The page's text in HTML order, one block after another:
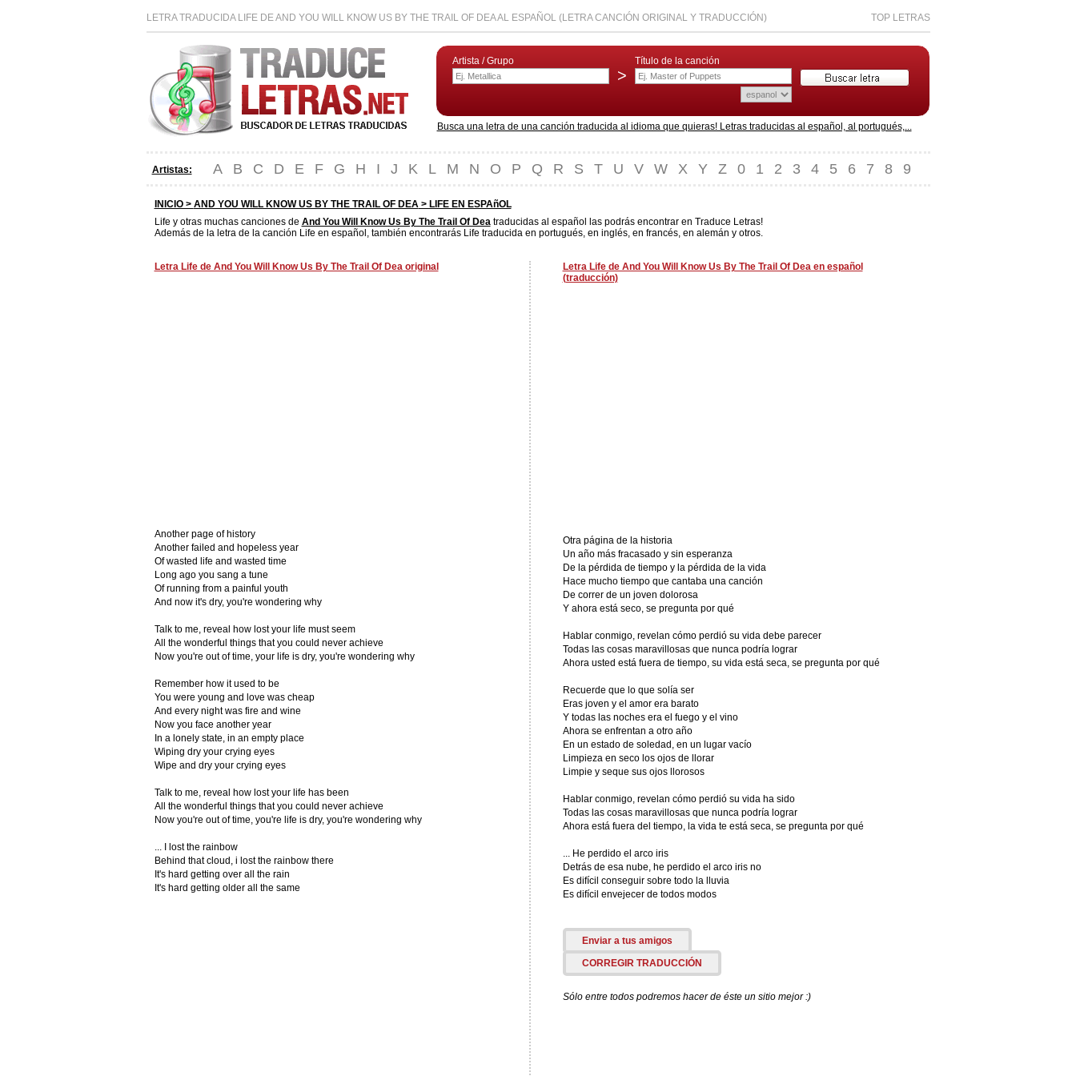
LETRA TRADUCIDA LIFE DE AND YOU WILL KNOW US BY THE TRAIL OF DEA AL ESPAÑOL (LETRA CANCIÓN ORIGINAL Y TRADUCCIÓN) TOP LETRAS
Artista / Grupo
>
Título de la canción
Busca una letra de una canción traducida al idioma que quieras! Letras traducidas al español, al portugués,...
Artistas: A B C D E F G H I J K L M N O P Q R S T U V W X Y Z 0 1 2 3 4 5 6 7 8 9
INICIO > AND YOU WILL KNOW US BY THE TRAIL OF DEA> LIFE EN ESPAñOL
Life y otras muchas canciones de And You Will Know Us By The Trail Of Deatraducidas al español las podrás encontrar en Traduce Letras!
Además de la letra de la canción Life en español, también encontrarás Life traducida en portugués, en inglés, en francés, en alemán y otros.
Letra Life de And You Will Know Us By The Trail Of Dea original
Another page of history
Another failed and hopeless year
Of wasted life and wasted time
Long ago you sang a tune
Of running from a painful youth
And now it's dry, you're wondering why
Talk to me, reveal how lost your life must seem
All the wonderful things that you could never achieve
Now you're out of time, your life is dry, you're wondering why
Remember how it used to be
You were young and love was cheap
And every night was fire and wine
Now you face another year
In a lonely state, in an empty place
Wiping dry your crying eyes
Wipe and dry your crying eyes
Talk to me, reveal how lost your life has been
All the wonderful things that you could never achieve
Now you're out of time, you're life is dry, you're wondering why
... I lost the rainbow
Behind that cloud, i lost the rainbow there
It's hard getting over all the rain
It's hard getting older all the same
Letra Life de And You Will Know Us By The Trail Of Dea en español
(traducción)
Otra página de la historia
Un año más fracasado y sin esperanza
De la pérdida de tiempo y la pérdida de la vida
Hace mucho tiempo que cantaba una canción
De correr de un joven dolorosa
Y ahora está seco, se pregunta por qué
Hablar conmigo, revelan cómo perdió su vida debe parecer
Todas las cosas maravillosas que nunca podría lograr
Ahora usted está fuera de tiempo, su vida está seca, se pregunta por qué
Recuerde que lo que solía ser
Eras joven y el amor era barato
Y todas las noches era el fuego y el vino
Ahora se enfrentan a otro año
En un estado de soledad, en un lugar vacío
Limpieza en seco los ojos de llorar
Limpie y seque sus ojos llorosos
Hablar conmigo, revelan cómo perdió su vida ha sido
Todas las cosas maravillosas que nunca podría lograr
Ahora está fuera del tiempo, la vida te está seca, se pregunta por qué
... He perdido el arco iris
Detrás de esa nube, he perdido el arco iris no
Es difícil conseguir sobre todo la lluvia
Es difícil envejecer de todos modos
Enviar a tus amigos
CORREGIR TRADUCCIÓN
Sólo entre todos podremos hacer de éste un sitio mejor :)